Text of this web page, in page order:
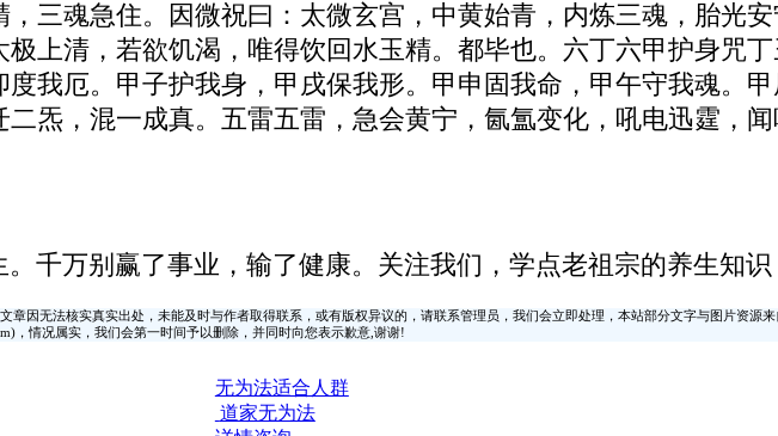
三魂急住。因微祝曰：太微玄宫，中黄始青，内炼三魂，胎光
上清，若欲饥渴，唯得饮回水玉精。都毕也。六丁六甲护身咒
我厄。甲子护我身，甲戌保我形。甲申固我命，甲午守我魂。
炁，混一成真。五雷五雷，急会黄宁，氤氲变化，吼电迅霆，
千万别赢了事业，输了健康。关注我们，学点老祖宗的养生知识
章因无法核实真实出处，未能及时与作者取得联系，或有版权异议的，请联系管理员，我们会立即处理，本站部分文字与图片资源
，情况属实，我们会第一时间予以删除，并同时向您表示歉意,谢谢!
无为法适合人群
道家无为法